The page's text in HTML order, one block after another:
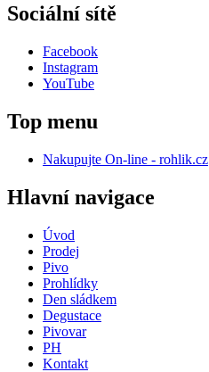
Sociální sítě
Facebook
Instagram
YouTube
Top menu
Nakupujte On-line - rohlik.cz
Hlavní navigace
Úvod
Prodej
Pivo
Prohlídky
Den sládkem
Degustace
Pivovar
PH
Kontakt